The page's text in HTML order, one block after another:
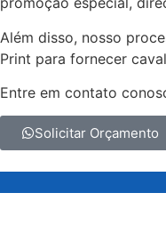
Além disso, nosso
Print para fornecer
Entre em contato
Solicitar Orçamento